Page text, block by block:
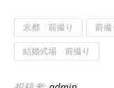
京都 前撮り 前撮
結婚式場 前撮り